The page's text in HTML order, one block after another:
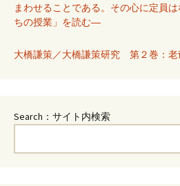
まわせることである。その心に定員
ちの授業」を読む―
大橋謙策／大橋謙策研究 第２巻：老
Search：サイト内検索